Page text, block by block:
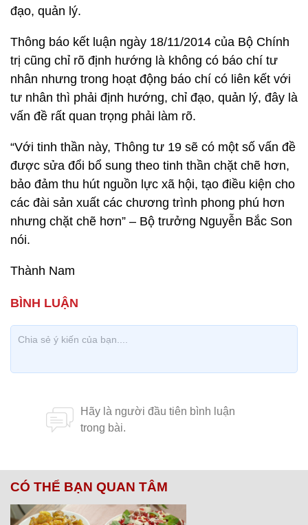
đạo, quản lý.
Thông báo kết luận ngày 18/11/2014 của Bộ Chính
trị cũng chỉ rõ định hướng là không có báo chí tư
nhân nhưng trong hoạt động báo chí có liên kết với
tư nhân thì phải định hướng, chỉ đạo, quản lý, đây là
vấn đề rất quan trọng phải làm rõ.
“Với tinh thần này, Thông tư 19 sẽ có một số vấn đề
được sửa đổi bổ sung theo tinh thần chặt chẽ hơn,
bảo đảm thu hút nguồn lực xã hội, tạo điều kiện cho
các đài sản xuất các chương trình phong phú hơn
nhưng chặt chẽ hơn” – Bộ trưởng Nguyễn Bắc Son
nói.
Thành Nam
CÓ THỂ BẠN QUAN TÂM